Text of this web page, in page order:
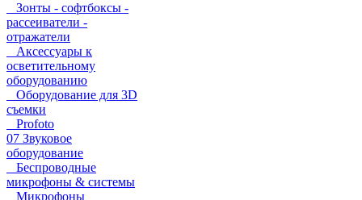
Зонты - софтбоксы -
рассеиватели -
отражатели
Аксессуары к
осветительному
оборудованию
Оборудование для 3D
съемки
Profoto
07 Звуковое
оборудование
Беспроводные
микрофоны & системы
Микрофоны